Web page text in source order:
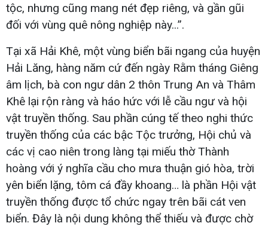
tộc, nhưng cũng mang nét đẹp riêng, và gần gũi
đối với vùng quê nông nghiệp này...”.
Tại xã Hải Khê, một vùng biển bãi ngang của huyện
Hải Lăng, hàng năm cứ đến ngày Rằm tháng Giêng
âm lịch, bà con ngư dân 2 thôn Trung An và Thâm
Khê lại rộn ràng và háo hức với lễ cầu ngư và hội
vật truyền thống. Sau phần cúng tế theo nghi thức
truyền thống của các bậc Tộc trưởng, Hội chủ và
các vị cao niên trong làng tại miếu thờ Thành
hoàng với ý nghĩa cầu cho mưa thuận gió hòa, trời
yên biển lặng, tôm cá đầy khoang… là phần Hội vật
truyền thống được tổ chức ngay trên bãi cát ven
biển. Đây là nội dung không thể thiếu và được chờ